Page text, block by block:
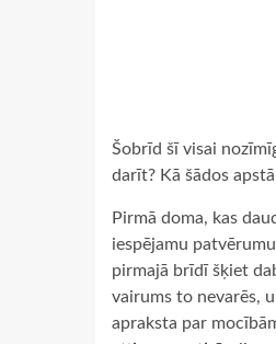
Šobrīd šī visai
darīt? Kā šādos
Pirmā doma, kas
iespējamu
pirmajā brīdī šķiet
vairums to nevarēs,
apraksta par